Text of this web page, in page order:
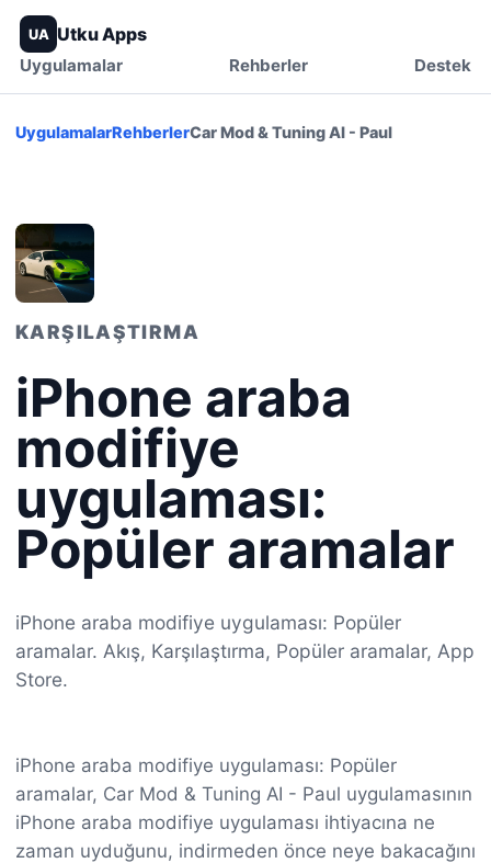
UA Utku Apps
Uygulamalar Rehberler Destek
UygulamalarRehberlerCar Mod & Tuning AI - Paul
KARŞILAŞTIRMA
iPhone araba
modifiye
uygulaması:
Popüler aramalar
iPhone araba modifiye uygulaması: Popüler
aramalar. Akış, Karşılaştırma, Popüler aramalar, App
Store.
iPhone araba modifiye uygulaması: Popüler
aramalar, Car Mod & Tuning AI - Paul uygulamasının
iPhone araba modifiye uygulaması ihtiyacına ne
zaman uyduğunu, indirmeden önce neye bakacağını